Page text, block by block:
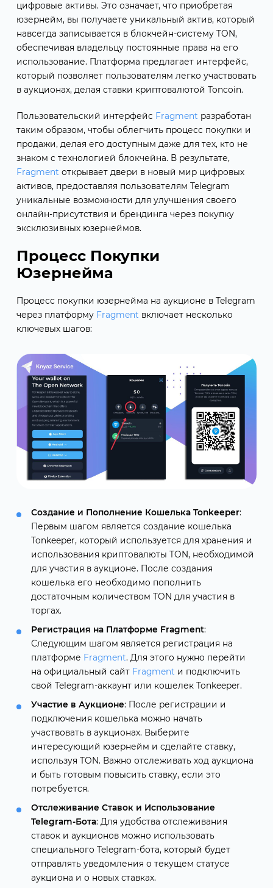
цифровые активы. Это означает, что приобретая
юзернейм, вы получаете уникальный актив, который
навсегда записывается в блокчейн-систему TON,
обеспечивая владельцу постоянные права на его
использование. Платформа предлагает интерфейс,
который позволяет пользователям легко участвовать
в аукционах, делая ставки криптовалютой Toncoin.
Пользовательский интерфейс Fragment разработан
таким образом, чтобы облегчить процесс покупки и
продажи, делая его доступным даже для тех, кто не
знаком с технологией блокчейна. В результате,
Fragment открывает двери в новый мир цифровых
активов, предоставляя пользователям Telegram
уникальные возможности для улучшения своего
онлайн-присутствия и брендинга через покупку
эксклюзивных юзернеймов.
Процесс Покупки
Юзернейма
Процесс покупки юзернейма на аукционе в Telegram
через платформу Fragment включает несколько
ключевых шагов:
Создание и Пополнение Кошелька Tonkeeper:
Первым шагом является создание кошелька
Tonkeeper, который используется для хранения и
использования криптовалюты TON, необходимой
для участия в аукционе. После создания
кошелька его необходимо пополнить
достаточным количеством TON для участия в
торгах.
Регистрация на Платформе Fragment:
Следующим шагом является регистрация на
платформе Fragment. Для этого нужно перейти
на официальный сайт Fragment и подключить
свой Telegram-аккаунт или кошелек Tonkeeper.
Участие в Аукционе: После регистрации и
подключения кошелька можно начать
участвовать в аукционах. Выберите
интересующий юзернейм и сделайте ставку,
используя TON. Важно отслеживать ход аукциона
и быть готовым повысить ставку, если это
потребуется.
Отслеживание Ставок и Использование
Telegram-Бота: Для удобства отслеживания
ставок и аукционов можно использовать
специального Telegram-бота, который будет
отправлять уведомления о текущем статусе
аукциона и о новых ставках.